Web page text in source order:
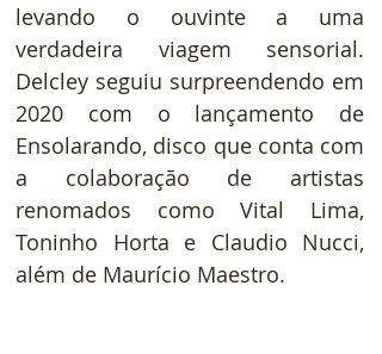
levando o ouvinte a uma
verdadeira viagem sensorial.
Delcley seguiu surpreendendo em
2020 com o lançamento de
Ensolarando, disco que conta com
a colaboração de artistas
renomados como Vital Lima,
Toninho Horta e Claudio Nucci,
além de Maurício Maestro.